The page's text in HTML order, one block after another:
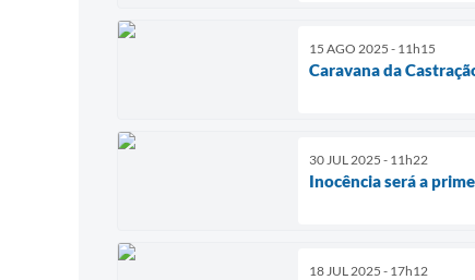
15 AGO 2025 - 11h15
Caravana da
30 JUL 2025 - 11h22
Inocência será a
18 JUL 2025 - 17h12